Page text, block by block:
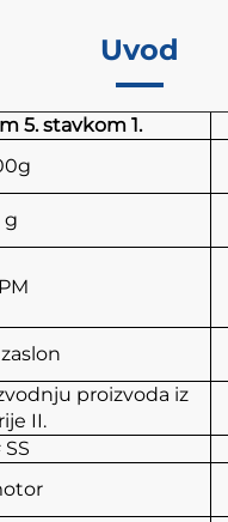
Uvod
5. stavkom 1.
g
proizvoda iz
II.